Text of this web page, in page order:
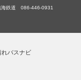
海鉄道 086-446-0931
れバスナビ